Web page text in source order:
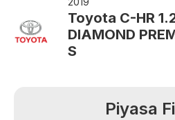
Toyota C-HR
DIAMOND
S
Piyasa